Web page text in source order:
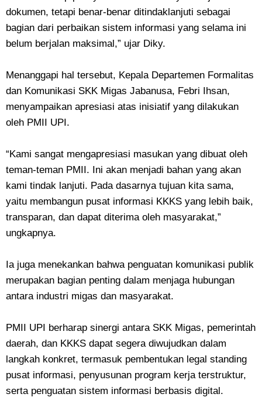
dokumen, tetapi benar-benar ditindaklanjuti sebagai
bagian dari perbaikan sistem informasi yang selama ini
belum berjalan maksimal,” ujar Diky.
Menanggapi hal tersebut, Kepala Departemen Formalitas
dan Komunikasi SKK Migas Jabanusa, Febri Ihsan,
menyampaikan apresiasi atas inisiatif yang dilakukan
oleh PMII UPI.
“Kami sangat mengapresiasi masukan yang dibuat oleh
teman-teman PMII. Ini akan menjadi bahan yang akan
kami tindak lanjuti. Pada dasarnya tujuan kita sama,
yaitu membangun pusat informasi KKKS yang lebih baik,
transparan, dan dapat diterima oleh masyarakat,”
ungkapnya.
Ia juga menekankan bahwa penguatan komunikasi publik
merupakan bagian penting dalam menjaga hubungan
antara industri migas dan masyarakat.
PMII UPI berharap sinergi antara SKK Migas, pemerintah
daerah, dan KKKS dapat segera diwujudkan dalam
langkah konkret, termasuk pembentukan legal standing
pusat informasi, penyusunan program kerja terstruktur,
serta penguatan sistem informasi berbasis digital.